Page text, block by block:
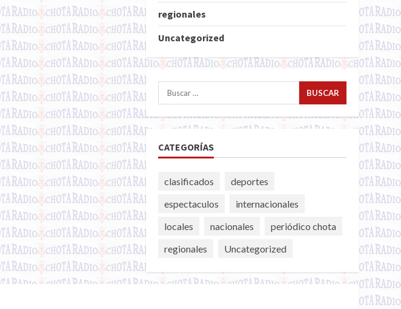
regionales
Uncategorized
Buscar:
CATEGORÍAS
clasificados
deportes
espectaculos
internacionales
locales
nacionales
periódico chota
regionales
Uncategorized